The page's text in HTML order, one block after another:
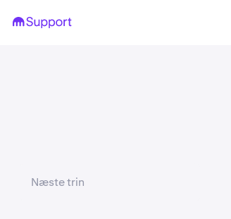
Næste trin